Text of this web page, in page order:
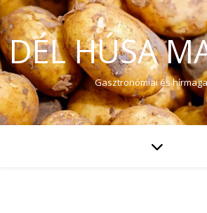
DÉL HÚSA
Gasztronómiai és